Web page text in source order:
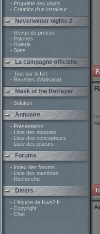
- Propriété des objets
- Création d'un installeur
Neverwinter nights 2
- Revue de presse
- Patches
- Galerie
- Stats
La campagne officielle
- Tout sur le fort
- Recettes d'Artisanat
Mask of the Betrayer
- Solution
Annuaire
- Présentation
- Liste des modules
- Liste des concepteurs
- Liste des joueurs
Forums
- Index des forums
- Liste des membres
- Recherche
Divers
- L'équipe de Nwn2.fr
- Copyright
- Chat